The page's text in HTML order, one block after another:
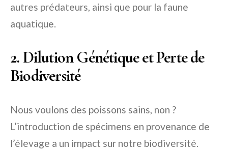
autres prédateurs, ainsi que pour la faune
aquatique.
2. Dilution Génétique et Perte de
Biodiversité
Nous voulons des poissons sains, non ?
L’introduction de spécimens en provenance de
l’élevage a un impact sur notre biodiversité.